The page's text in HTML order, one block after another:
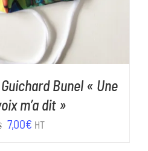
Bunel « Une
m’a dit »
Le
7,00€Le
HT